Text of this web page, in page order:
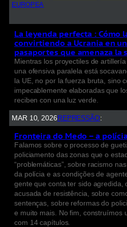
EUROPEA
La leyenda perfecta : Cómo
convirtiendo a Ucrania en
pasaportes que amenaza la
Mientras los proyectiles de
una ofensiva paralela está
la UE, no por la fuerza bruta, sino
impecablemente elaboradas que
reciben con una luz verde.
MAR 10, 2026 REPRESSÃO:
Fronteira do Medo – a
Falamos sobre o processo de
policiamento das zonas que o
“problemáticas”, sobre racismo
da polícia e as condições de
gente que conta ter sido agredida,
acusada de resistência, sobre
sentenças, sobre reformas do
e muito mais. No fim, construímos
com 14 capítulos.